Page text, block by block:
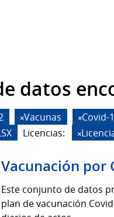
datos
Vacunas Covid-
Licencias:
Vacunación por
Este conjunto de datos
plan de vacunación